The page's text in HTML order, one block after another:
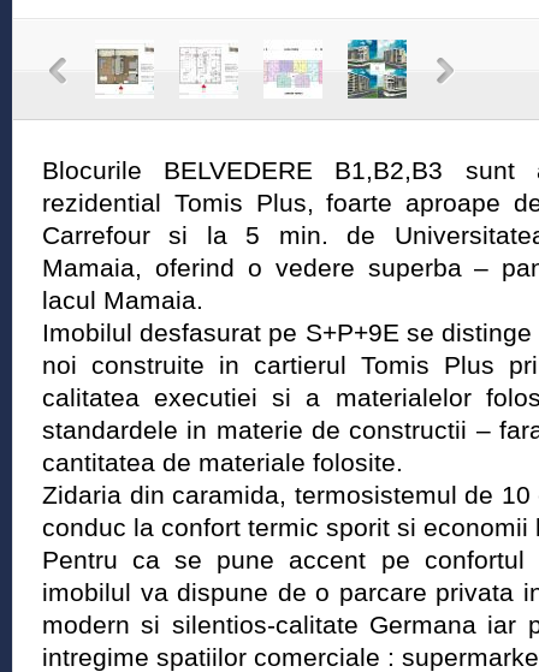
Blocurile BELVEDERE B1,B2,B3
rezidential Tomis Plus, foarte aproape
Carrefour si la 5 min. de
Mamaia, oferind o vedere superba –
lacul Mamaia.
Imobilul desfasurat pe S+P+9E se
noi construite in cartierul Tomis Plus
calitatea executiei si a materialelor
standardele in materie de constructii –
cantitatea de materiale folosite.
Zidaria din caramida, termosistemul de
conduc la confort termic sporit si
Pentru ca se pune accent pe confortul
imobilul va dispune de o parcare privata
modern si silentios-calitate Germana iar
intregime spatiilor comerciale :